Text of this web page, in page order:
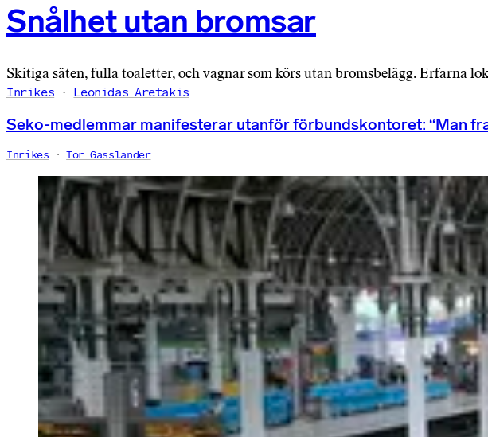
Snålhet utan bromsar
Skitiga säten, fulla toaletter, och vagnar som körs utan bromsbelägg. Erfarna
Inrikes Leonidas Aretakis
Seko-medlemmar manifesterar utanför förbundskontoret: “Man
Inrikes Tor Gasslander